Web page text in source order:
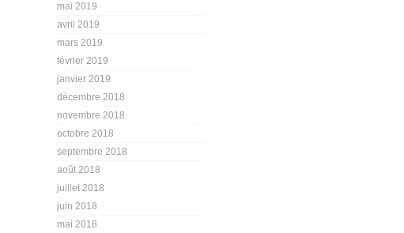
mai 2019
avril 2019
mars 2019
février 2019
janvier 2019
décembre 2018
novembre 2018
octobre 2018
septembre 2018
août 2018
juillet 2018
juin 2018
mai 2018